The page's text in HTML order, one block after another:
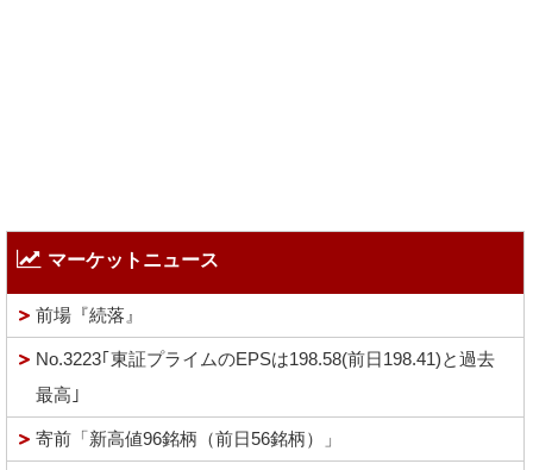
マーケットニュース
前場『続落』
No.3223｢東証プライムのEPSは198.58(前日198.41)と過去
最高｣
寄前「新高値96銘柄（前日56銘柄）」